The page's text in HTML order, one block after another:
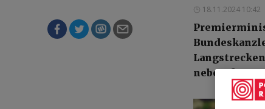
18.11.2024 10:42
neben dem